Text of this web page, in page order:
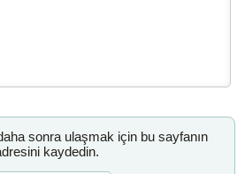
sonra ulaşmak için bu sayfanın
kaydedin.